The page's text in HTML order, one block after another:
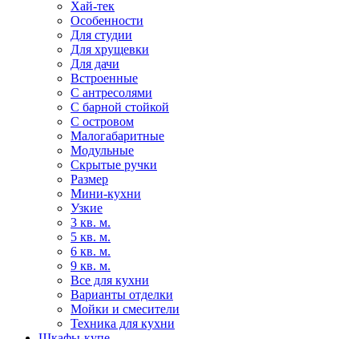
Хай-тек
Особенности
Для студии
Для хрущевки
Для дачи
Встроенные
С антресолями
С барной стойкой
С островом
Малогабаритные
Модульные
Скрытые ручки
Размер
Мини-кухни
Узкие
3 кв. м.
5 кв. м.
6 кв. м.
9 кв. м.
Все для кухни
Варианты отделки
Мойки и смесители
Техника для кухни